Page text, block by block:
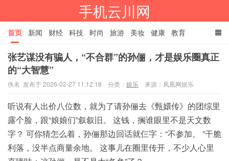
手机云川网
首页 新闻 财经 科技 时尚 旅游 美妆 健康 教育
餐饮 娱乐 体育 家居 TAGS
张艺谋没有骗人，“不合群”的孙俪，才是娱乐圈真正
的“大智慧”
佚名 发布于 2026-02-27 11:12:18 分类： 娱乐 来源：凤凰网娱乐
听说有人出价八位数，就为了请孙俪去《甄嬛传》 的团综里
露个脸，跟“娘娘们”叙叙旧。 这钱，搁谁眼里不是天文数
字？ 可你猜怎么着，孙俪那边回话就仨字：“不参加。 ”干脆
利落，没半点商量余地。 这事儿在圈里传开，不少人心里